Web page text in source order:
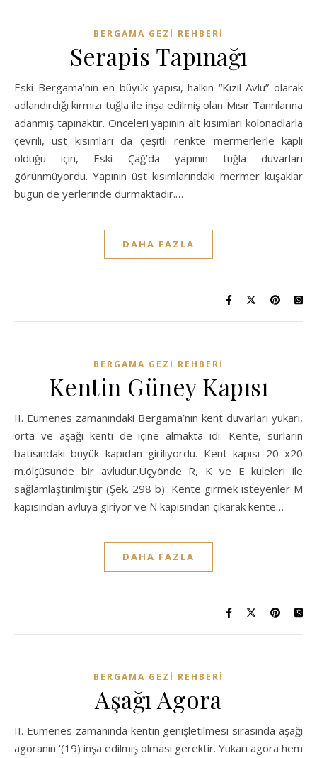
BERGAMA GEZI REHBERI
Serapis Tapınağı
Eski Bergama’nın en büyük yapısı, halkın “Kızıl Avlu” olarak
adlandırdığı kırmızı tuğla ile inşa edilmiş olan Mısır Tanrılarına
adanmış tapınaktır. Önceleri yapının alt kısımları kolonadlarla
çevrili, üst kısımları da çeşitli renkte mermerlerle kaplı
olduğu için, Eski Çağ’da yapının tuğla duvarları
görünmüyordu. Yapının üst kısımlarındaki mermer kuşaklar
bugün de yerlerinde durmaktadır.…
DAHA FAZLA
BERGAMA GEZI REHBERI
Kentin Güney Kapısı
II. Eumenes zamanındaki Bergama’nın kent duvarları yukarı,
orta ve aşağı kenti de içine almakta idi. Kente, surların
batısındaki büyük kapıdan giriliyordu. Kent kapısı 20 x20
m.ölçüsünde bir avludur.Üçyönde R, K ve E kuleleri ile
sağlamlaştırılmıştır (Şek. 298 b). Kente girmek isteyenler M
kapısından avluya giriyor ve N kapısından çıkarak kente…
DAHA FAZLA
BERGAMA GEZI REHBERI
Aşağı Agora
II. Eumenes zamanında kentin genişletilmesi sırasında aşağı
agoranın ‘(19) inşa edilmiş olması gerektir. Yukarı agora hem